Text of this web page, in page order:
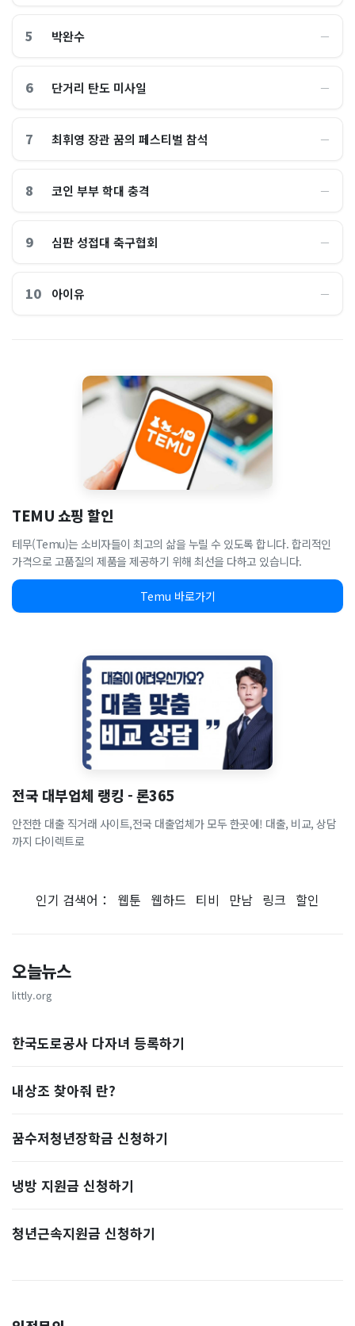
5 박완수 ―
6 단거리 탄도 미사일 ―
7 최휘영 장관 꿈의 페스티벌 참석 ―
8 코인 부부 학대 충격 ―
9 심판 성접대 축구협회 ―
10 아이유 ―
TEMU 쇼핑 할인
테무(Temu)는 소비자들이 최고의 삶을 누릴 수 있도록 합니다. 합리적인
가격으로 고품질의 제품을 제공하기 위해 최선을 다하고 있습니다.
Temu 바로가기
전국 대부업체 랭킹 - 론365
안전한 대출 직거래 사이트,전국 대출업체가 모두 한곳에! 대출, 비교, 상담
까지 다이렉트로
인기 검색어： 웹툰 웹하드 티비 만남 링크 할인
오늘뉴스
littly.org
한국도로공사 다자녀 등록하기
내상조 찾아줘 란?
꿈수저청년장학금 신청하기
냉방 지원금 신청하기
청년근속지원금 신청하기